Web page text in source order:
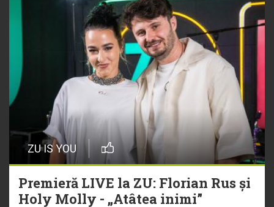
ZU IS YOU
Premieră LIVE la ZU: Florian Rus și
Holy Molly - „Atâtea inimi”